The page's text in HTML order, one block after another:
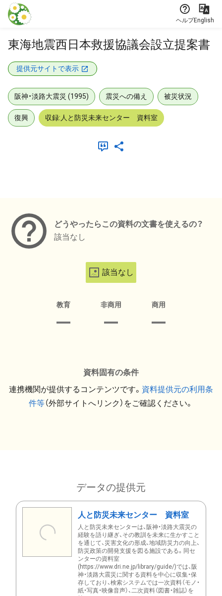
本文に飛ぶ
ヘルプEnglish
東海地震西日本救援協議会設立提案書
提供元サイトで表示
阪神・淡路大震災 (1995) 震災への備え 被災状況
復興 収録:人と防災未来センター 資料室
どうやったらこの資料の文書を使えるの？
該当なし
該当なし
教育 非商用 商用
資料固有の条件
連携機関が提供するコンテンツです。 資料提供元の利用条
件等（外部サイトへリンク）をご確認ください。
データの提供元
人と防災未来センター 資料室
人と防災未来センターは、阪神・淡路大震災の
経験を語り継ぎ、その教訓を未来に生かすこと
を通じて、災害文化の形成、地域防災力の向上、
防災政策の開発支援を図る施設である。同セ
ンターの資料室
(https://www.dri.ne.jp/library/guide/)では、阪
神・淡路大震災に関する資料を中心に収集・保
存しており、検索システムでは一次資料（モノ・
紙・写真・映像音声）、二次資料（図書・雑誌）を